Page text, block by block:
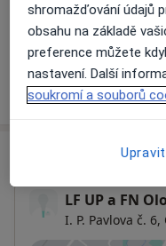
Informace o
Tento specialista
LF UP a FN
I. P. Pavlova č. 6,
shromažďování údajů
obsahu na základě
preference můžete
nastavení. Další
soukromí a souborů